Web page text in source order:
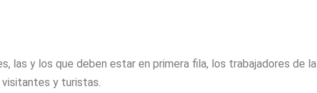
las y los que deben estar en primera fila, los trabajadores de la
y turistas.